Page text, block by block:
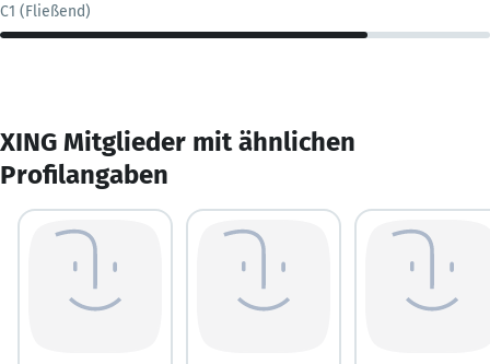
C1 (Fließend)
XING Mitglieder mit ähnlichen
Profilangaben